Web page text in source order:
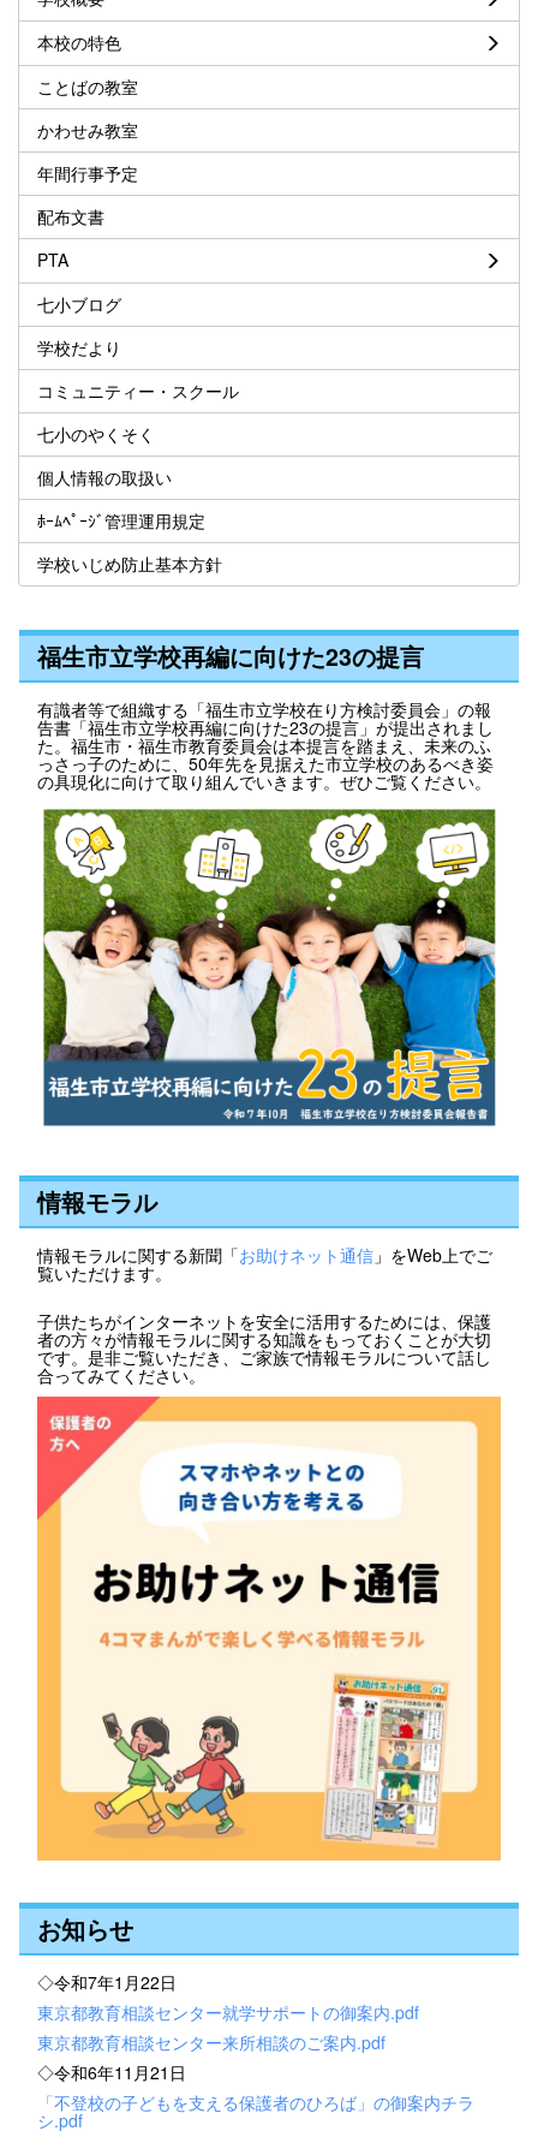
本校の特色
ことばの教室
かわせみ教室
年間行事予定
配布文書
PTA
七小ブログ
学校だより
コミュニティー・スクール
七小のやくそく
個人情報の取扱い
ﾎｰﾑﾍﾟｰｼﾞ管理運用規定
学校いじめ防止基本方針
福生市立学校再編に向けた23の提言
有識者等で組織する「福生市立学校在り方検討委員会」の報
告書「福生市立学校再編に向けた23の提言」が提出されまし
た。福生市・福生市教育委員会は本提言を踏まえ、未来のふ
っさっ子のために、50年先を見据えた市立学校のあるべき姿
の具現化に向けて取り組んでいきます。ぜひご覧ください。
情報モラル
情報モラルに関する新聞「お助けネット通信 」をWeb上でご
覧いただけます。
子供たちがインターネットを安全に活用するためには、保護
者の方々が情報モラルに関する知識をもっておくことが大切
です。是非ご覧いただき、ご家族で情報モラルについて話し
合ってみてください。
お知らせ
◇令和7年1月22日
東京都教育相談センター就学サポートの御案内.pdf
東京都教育相談センター来所相談のご案内.pdf
◇令和6年11月21日
「不登校の子どもを支える保護者のひろば」の御案内チラ
シ.pdf